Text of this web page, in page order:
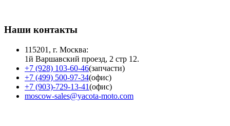
Наши контакты
115201, г. Москва:
1й Варшавский проезд, 2 стр 12.
+7 (928) 103-60-46(запчасти)
+7 (499) 500-97-34(офис)
+7 (903)-729-13-41(офис)
moscow-sales@yacota-moto.com